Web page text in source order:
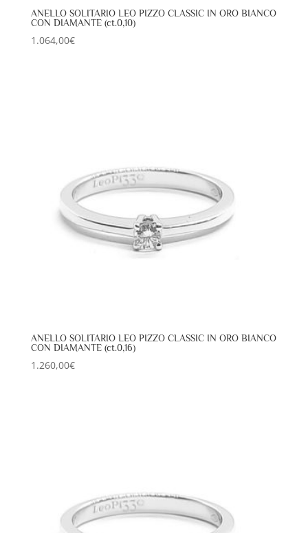
ANELLO SOLITARIO LEO PIZZO CLASSIC IN ORO BIANCO
CON DIAMANTE (ct.0,10)
1.064,00€
ANELLO SOLITARIO LEO PIZZO CLASSIC IN ORO BIANCO
CON DIAMANTE (ct.0,16)
1.260,00€